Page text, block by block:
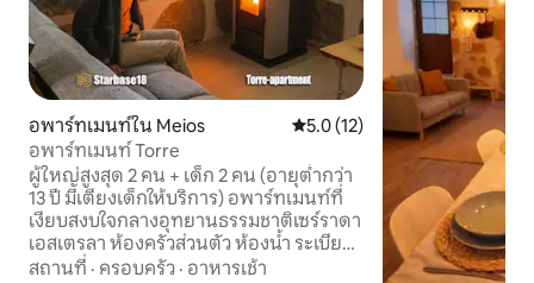
อพาร์ทเมนท์ใน Meios คะแนนเฉลี่ย 5.0 จาก 5, 12 รีวิว
5.0 (12)
อพาร์ทเมนท์ Torre
ผู้ใหญ่สูงสุด 2 คน + เด็ก 2 คน (อายุต่ำกว่า
13 ปี มีเตียงเด็กให้บริการ) อพาร์ทเมนท์ที่
เงียบสงบใจกลางอุทยานธรรมชาติเซร์ราดา
เอสเตรลา ห้องครัวส่วนตัว ห้องน้ำ ระเบียง
เหมาะสำหรับการทำงานทางไกล (Wi-Fi
สถานที่ · ครอบครัว · อาหารเช้า